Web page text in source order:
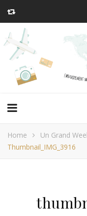
Home
Un Grand
Thumbnail_IMG_3916